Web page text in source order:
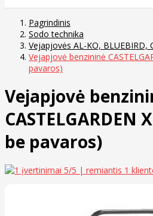
Pagrindinis
Sodo technika
Vejapjovės AL-KO, BLUEBIRD,
Vejapjovė benzininė
pavaros)
Vejapjovė
CASTELGARDEN
be pavaros)
5/5 | remiantis 1